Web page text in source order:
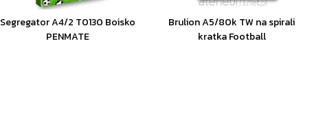
Segregator A4/2 T0130 Boisko
PENMATE
Brulion A5/80k TW na spirali
kratka Football